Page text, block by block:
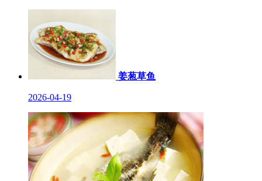
姜葱草鱼
2026-04-19